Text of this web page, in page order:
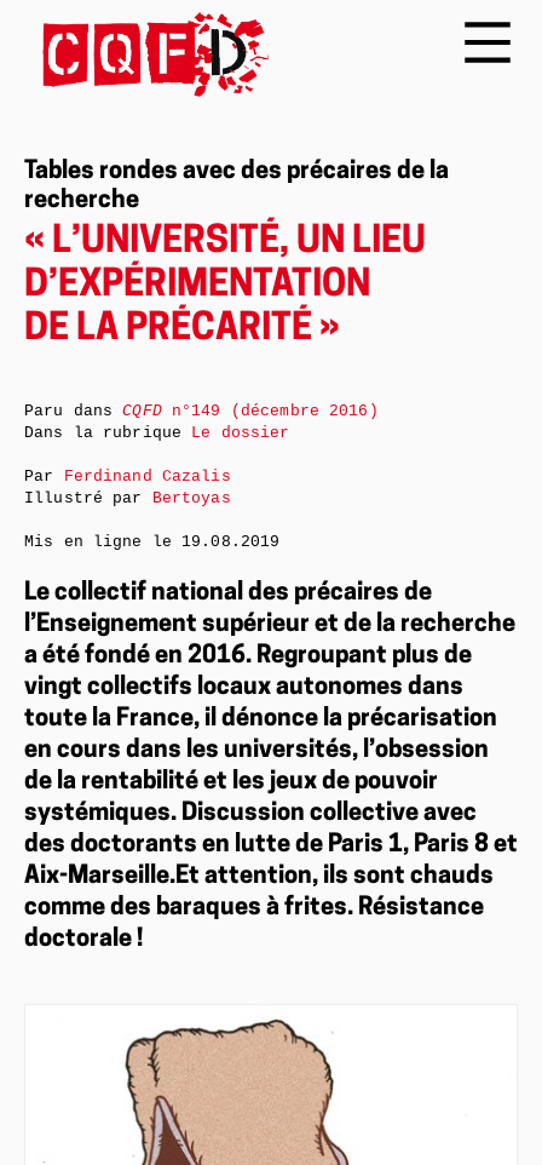
Tables rondes avec des précaires de la
recherche
« L’UNIVERSITÉ, UN LIEU
D’EXPÉRIMENTATION
DE LA PRÉCARITÉ »
Le collectif national des précaires de
l’Enseignement supérieur et de la recherche
a été fondé en 2016. Regroupant plus de
vingt collectifs locaux autonomes dans
toute la France, il dénonce la précarisation
en cours dans les universités, l’obsession
de la rentabilité et les jeux de pouvoir
systémiques. Discussion collective avec
des doctorants en lutte de Paris 1, Paris 8 et
Aix-Marseille.Et attention, ils sont chauds
comme des baraques à frites. Résistance
doctorale !
Paru dansCQFDn°149 (décembre 2016)
Dans la rubrique Le dossier
Par Ferdinand Cazalis
Illustré par Bertoyas
Mis en ligne le 19.08.2019